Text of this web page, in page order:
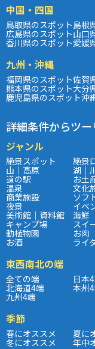
中国・四国
鳥取県のスポット島根
広島県のスポット山口
香川県のスポット愛媛
九州・沖縄
福岡県のスポット佐賀
熊本県のスポット大分
鹿児島県のスポット沖
詳細条件からツ
ジャンル
絶景スポット 絶景
山｜高原 湖｜
道の駅 お土
温泉 文化
商業施設 ソフ
夜景 イベ
美術館｜資料館 海鮮
キャンプ場 スイ
動植物園 お肉
お酒 ライ
東西南北の端
全ての端 日本
北海道4端 本州
九州4端
季節
春にオススメ 夏に
冬にオススメ 年中